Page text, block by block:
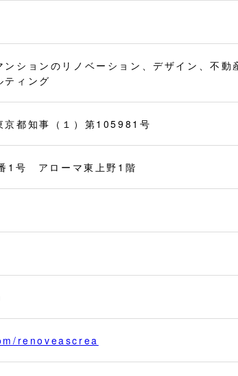
ションのリノベーション、デザイン、不
ティング
京都知事（１）第105981号
1号 アローマ東上野1階
renoveascrea